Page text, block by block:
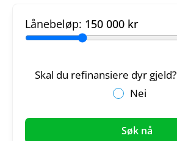
Lånebeløp: 150 000 kr
Skal du refinansiere dyr gjeld?
Nei
Søk nå